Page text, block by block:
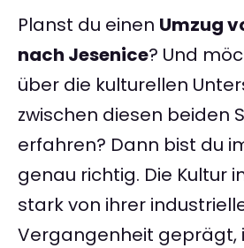
Planst du einen Umzug
nach Jesenice? Und
über die kulturellen
zwischen diesen beiden
erfahren? Dann bist du
genau richtig. Die Kultur
stark von ihrer
Vergangenheit geprägt,